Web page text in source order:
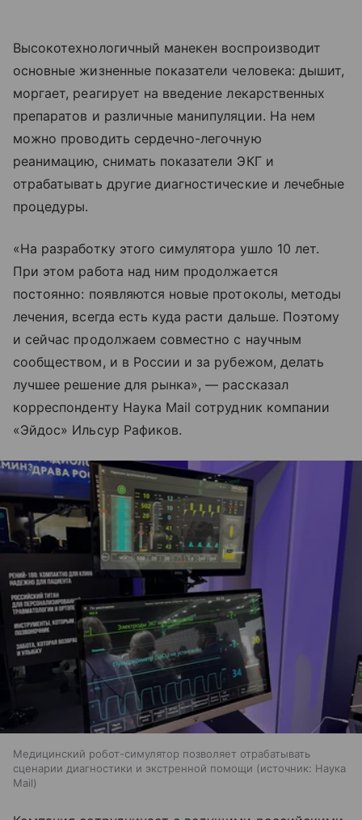
Высокотехнологичный манекен воспроизводит
основные жизненные показатели человека: дышит,
моргает, реагирует на введение лекарственных
препаратов и различные манипуляции. На нем
можно проводить сердечно-легочную
реанимацию, снимать показатели ЭКГ и
отрабатывать другие диагностические и лечебные
процедуры.
«На разработку этого симулятора ушло 10 лет.
При этом работа над ним продолжается
постоянно: появляются новые протоколы, методы
лечения, всегда есть куда расти дальше. Поэтому
и сейчас продолжаем совместно с научным
сообществом, и в России и за рубежом, делать
лучшее решение для рынка», ― рассказал
корреспонденту Наука Mail сотрудник компании
«Эйдос» Ильсур Рафиков.
Медицинский робот-симулятор позволяет отрабатывать
сценарии диагностики и экстренной помощи
источник: Наука
Mail